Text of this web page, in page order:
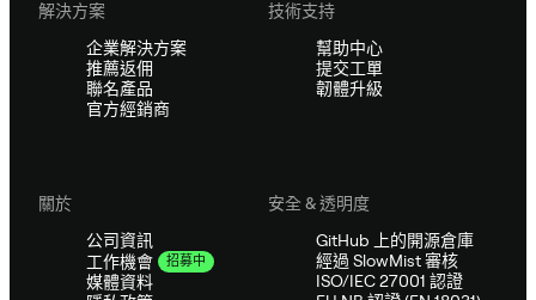
解決方案
企業解決方案
推薦返佣
聯名產品
官方經銷商
技術支持
幫助中心
提交工單
韌體升級
關於
公司資訊
工作機會
招募中
媒體資料
安全 & 透明度
GitHub 上的開源倉庫
經過 SlowMist 審核
ISO/IEC 27001 認證